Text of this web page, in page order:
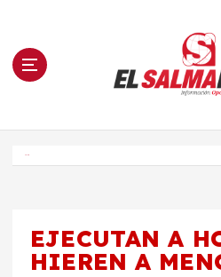
n El Salmantino -
EJECUTAN A
HIEREN A